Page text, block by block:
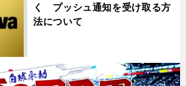
く プッシュ通知を受け取る方
法について